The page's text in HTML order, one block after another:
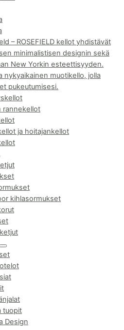
– ROSEFIELD kellot yhdistävät
minimalistisen designin sekä
New Yorkin esteettisyyden.
nykyaikainen muotikello, jolla
pukeutumisesi.
rannekellot
ja hoitajankellot
kihlasormukset
tuopit
Design